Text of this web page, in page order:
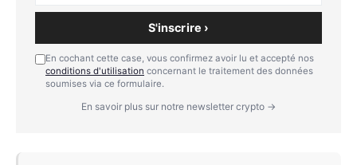
S'inscrire ›
En cochant cette case, vous confirmez avoir lu et accepté nos
conditions d'utilisation concernant le traitement des données
soumises via ce formulaire.
En savoir plus sur notre newsletter crypto →